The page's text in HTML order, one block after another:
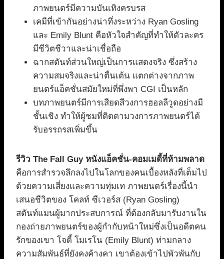
ภาพยนตร์มีความบันเทิงครบรส
เคมีที่เข้ากันอย่างน่าทึ่งระหว่าง Ryan Gosling
และ Emily Blunt คือหัวใจสำคัญที่ทำให้ตัวละคร
มีชีวิตชีวาและน่าเชื่อถือ
ฉากสตันท์ส่วนใหญ่เป็นการแสดงจริง ซึ่งสร้าง
ความสมจริงและน่าตื่นเต้น แตกต่างจากภาพ
ยนตร์แอ็คชั่นสมัยใหม่ที่พึ่งพา CGI เป็นหลัก
บทภาพยนตร์มีการเสียดสีวงการฮอลลีวูดอย่างมี
ชั้นเชิง ทำให้ผู้ชมที่ติดตามวงการภาพยนตร์ได้
รับอรรถรสเพิ่มขึ้น
รีวิว The Fall Guy หนังแอ็คชั่น-คอมเมดี้ที่ห้ามพลาด
คือการสำรวจลึกลงไปในโลกของคนเบื้องหลังที่เต็มไป
ด้วยความเสี่ยงและความทุ่มเท ภาพยนตร์เรื่องนี้นำ
เสนอชีวิตของ โคลท์ ซีเวอร์ส (Ryan Gosling)
สตันท์แมนผู้มากประสบการณ์ ที่ต้องกลับมารับงานใน
กองถ่ายภาพยนตร์ของผู้กำกับหน้าใหม่ซึ่งเป็นอดีตคน
รักของเขา โจดี้ โมเรโน (Emily Blunt) ท่ามกลาง
ความสัมพันธ์ที่ยังคงค้างคา เขาต้องเข้าไปพัวพันกับ